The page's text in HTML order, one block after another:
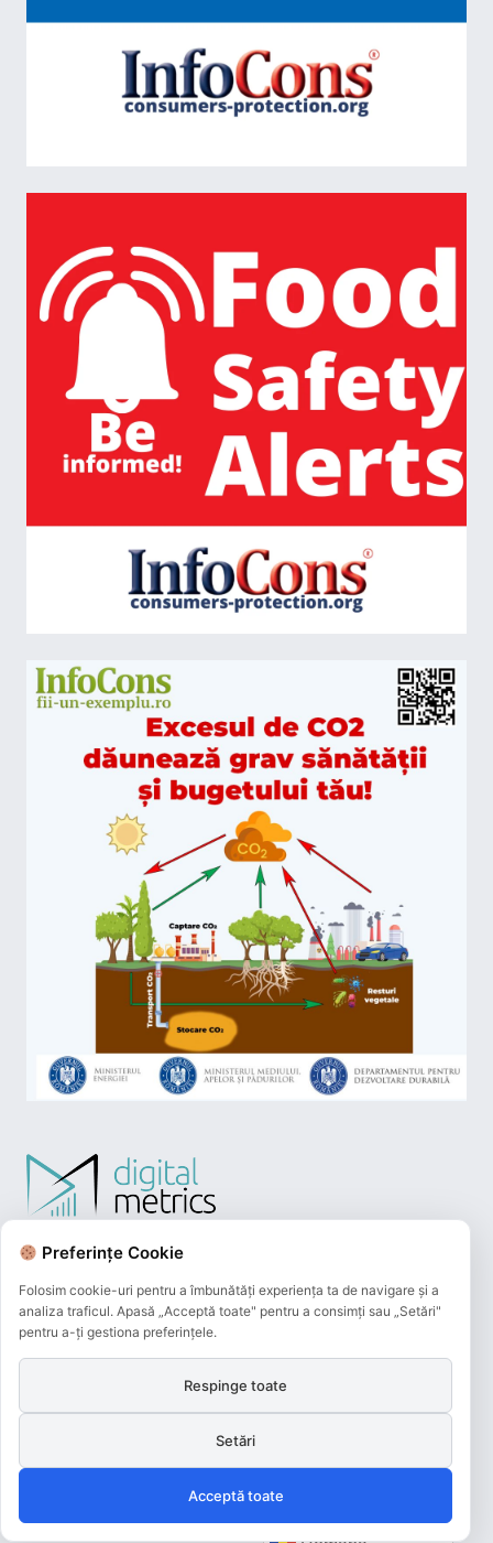
și beneficiază de 3D-Secure.
Preferințe Cookie
Folosim cookie-uri pentru a îmbunătăți experiența ta de navigare și a
analiza traficul. Apasă „Acceptă toate" pentru a consimți sau „Setări"
pentru a-ți gestiona preferințele.
Respinge toate
Setări
Acceptă toate